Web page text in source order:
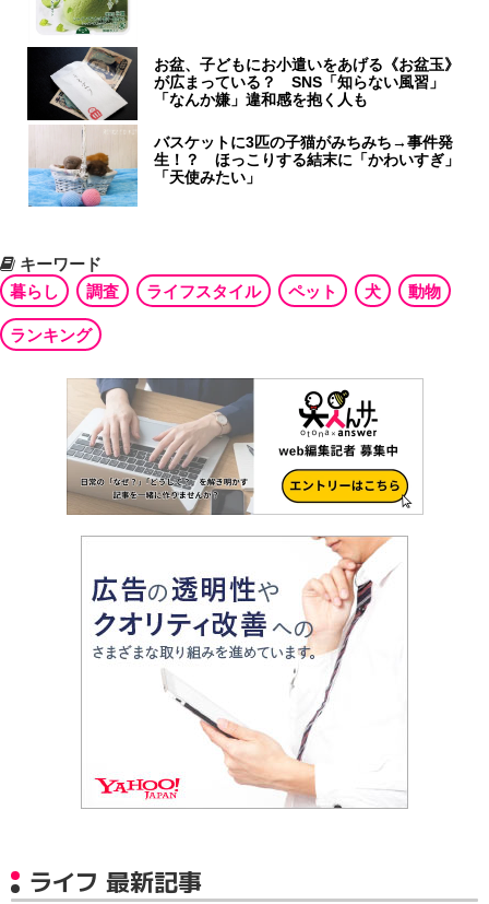
お盆、子どもにお小遣いをあげる《お盆玉》
が広まっている？ SNS「知らない風習」
「なんか嫌」違和感を抱く人も
バスケットに3匹の子猫がみちみち→事件発
生！？ ほっこりする結末に「かわいすぎ」
「天使みたい」
キーワード
暮らし
調査 ライフスタイル ペット 犬 動物
ランキング
ライフ 最新記事